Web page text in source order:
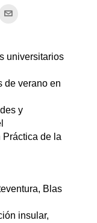
universitarios
de verano en
y
Práctica de la
Blas
insular,